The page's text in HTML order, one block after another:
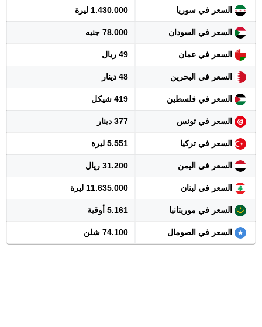
السعر في سوريا 1.430.000 ليرة
السعر في السودان 78.000 جنيه
السعر في عمان 49 ريال
السعر في البحرين 48 دينار
السعر في فلسطين 419 شيكل
السعر في تونس 377 دينار
السعر في تركيا 5.551 ليرة
السعر في اليمن 31.200 ريال
السعر في لبنان 11.635.000 ليرة
السعر في موريتانيا 5.161 أوقية
السعر في الصومال 74.100 شلن